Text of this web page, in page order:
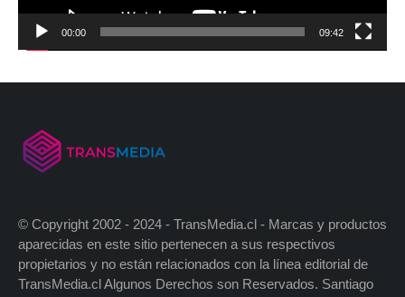
00:00 09:42
© Copyright 2002 - 2024 - TransMedia.cl - Marcas y productos
aparecidas en este sitio pertenecen a sus respectivos
propietarios y no están relacionados con la línea editorial de
TransMedia.cl Algunos Derechos son Reservados. Santiago